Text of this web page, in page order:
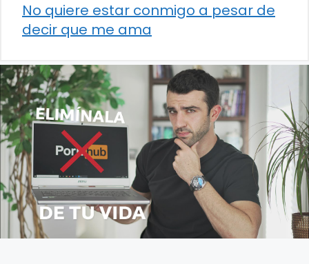
No quiere estar conmigo a pesar de
decir que me ama